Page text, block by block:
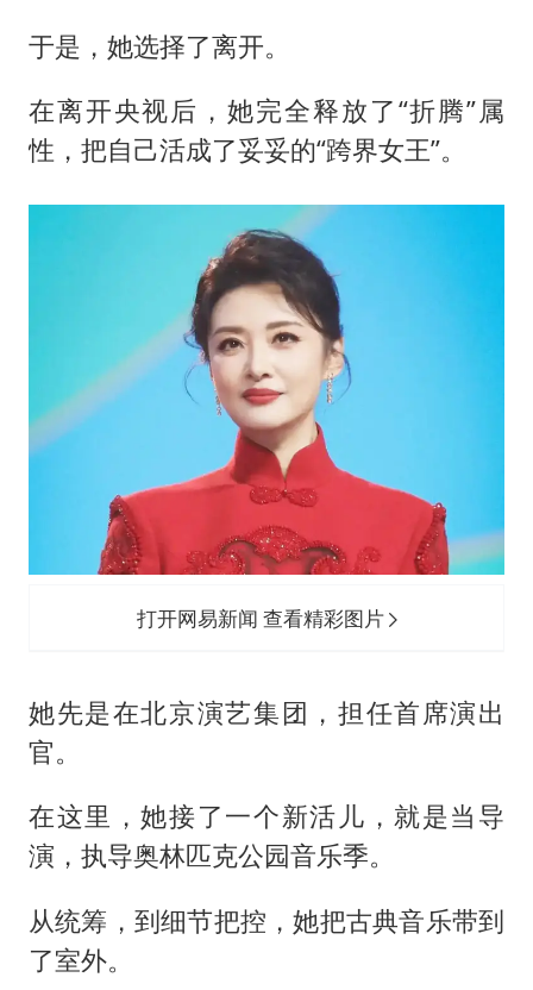
于是，她选择了离开。
在离开央视后，她完全释放了“折腾”属
性，把自己活成了妥妥的“跨界女王”。
打开网易新闻 查看精彩图片
她先是在北京演艺集团，担任首席演出
官。
在这里，她接了一个新活儿，就是当导
演，执导奥林匹克公园音乐季。
从统筹，到细节把控，她把古典音乐带到
了室外。